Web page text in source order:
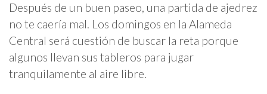
Después de un buen paseo, una partida de ajedrez
no te caería mal. Los domingos en la Alameda
Central será cuestión de buscar la reta porque
algunos llevan sus tableros para jugar
tranquilamente al aire libre.